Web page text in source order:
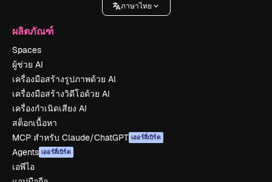
ภาษาไทย
ผลิตภัณฑ์
Spaces
ผู้ช่วย AI
เครื่องมือสร้างรูปภาพด้วย AI
เครื่องมือสร้างวิดีโอด้วย AI
เครื่องกำเนิดเสียง AI
สต็อกเนื้อหา
MCP สำหรับ Claude/ChatGPT เออร์ลี่เบิร์ด
Agents เออร์ลี่เบิร์ด
เอพีไอ